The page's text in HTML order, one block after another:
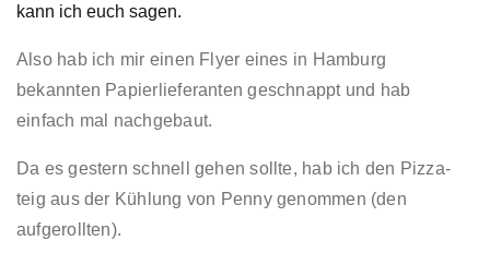
kann ich euch sagen.
Also hab ich mir einen Flyer eines in Hamburg
bekannten Papierlieferanten geschnappt und hab
einfach mal nachgebaut.
Da es gestern schnell gehen sollte, hab ich den Pizza-
teig aus der Kühlung von Penny genommen (den
aufgerollten).